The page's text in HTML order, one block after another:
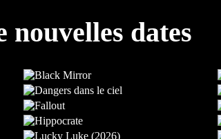
nouvelles dates